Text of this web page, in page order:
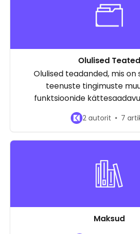
Olulised Teated
Olulised teadanded, mis on
teenuste tingimuste
funktsioonide
2 autorit 7
Maksud